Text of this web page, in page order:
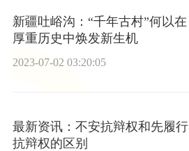
新疆吐峪沟：“千年古村”何以在
厚重历史中焕发新生机
2023-07-02 03:20:05
最新资讯：不安抗辩权和先履行
抗辩权的区别